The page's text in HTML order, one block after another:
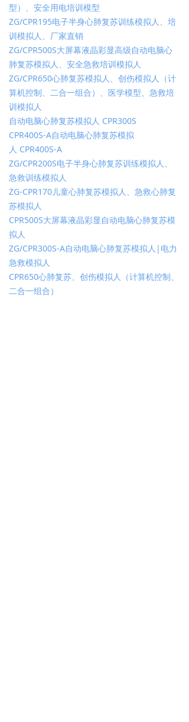
型）、安全用电培训模型
ZG/CPR195电子半身心肺复苏训练模拟人、培
训模拟人、厂家直销
ZG/CPR500S大屏幕液晶彩显高级自动电脑心
肺复苏模拟人、安全急救培训模拟人
ZG/CPR650心肺复苏模拟人、创伤模拟人（计
算机控制、二合一组合）、医学模型、急救培
训模拟人
自动电脑心肺复苏模拟人 CPR300S
CPR400S-A自动电脑心肺复苏模拟
人 CPR400S-A
ZG/CPR200S电子半身心肺复苏训练模拟人、
急救训练模拟人
ZG-CPR170儿童心肺复苏模拟人、急救心肺复
苏模拟人
CPR500S大屏幕液晶彩显自动电脑心肺复苏模
拟人
ZG/CPR300S-A自动电脑心肺复苏模拟人|电力
急救模拟人
CPR650心肺复苏、创伤模拟人（计算机控制、
二合一组合）